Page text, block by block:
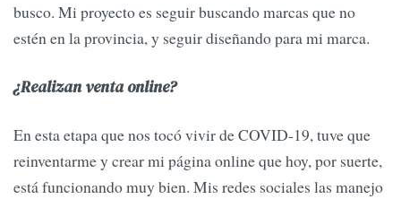
busco. Mi proyecto es seguir buscando marcas que no
estén en la provincia, y seguir diseñando para mi marca.
¿Realizan venta online?
En esta etapa que nos tocó vivir de COVID-19, tuve que
reinventarme y crear mi página online que hoy, por suerte,
está funcionando muy bien. Mis redes sociales las manejo